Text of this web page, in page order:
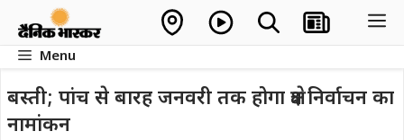
contentMenu
बस्ती; पांच से बारह जनवरी तक होगा क्षेत्र निर्वाचन का
नामांकन